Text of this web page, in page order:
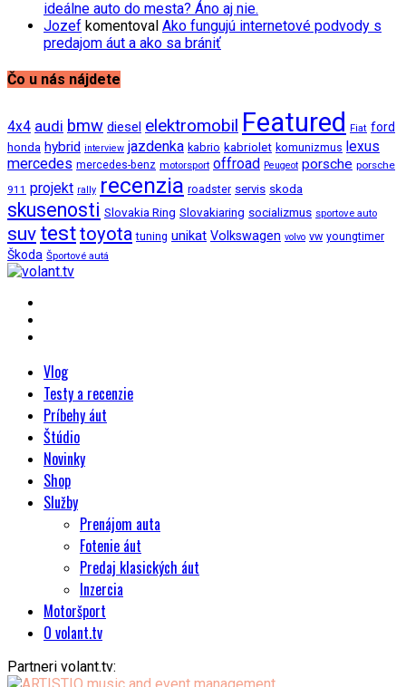
ideálne auto do mesta? Áno aj nie.
Jozef komentoval Ako fungujú internetové podvody s
predajom áut a ako sa brániť
Čo u nás nájdete
4x4 audi bmw diesel elektromobil Featured Fiat ford
honda hybrid interview jazdenka kabrio kabriolet komunizmus lexus
mercedes mercedes-benz motorsport offroad Peugeot porsche porsche
911 projekt rally recenzia roadster servis skoda
skusenosti Slovakia Ring Slovakiaring socializmus sportove auto
suv testtoyota tuning unikat Volkswagen volvo vw youngtimer
Škoda Športové autá
Vlog
Testy a recenzie
Príbehy áut
Štúdio
Novinky
Shop
Služby
Prenájom auta
Fotenie áut
Predaj klasických áut
Inzercia
Motoršport
O volant.tv
Partneri volant.tv: